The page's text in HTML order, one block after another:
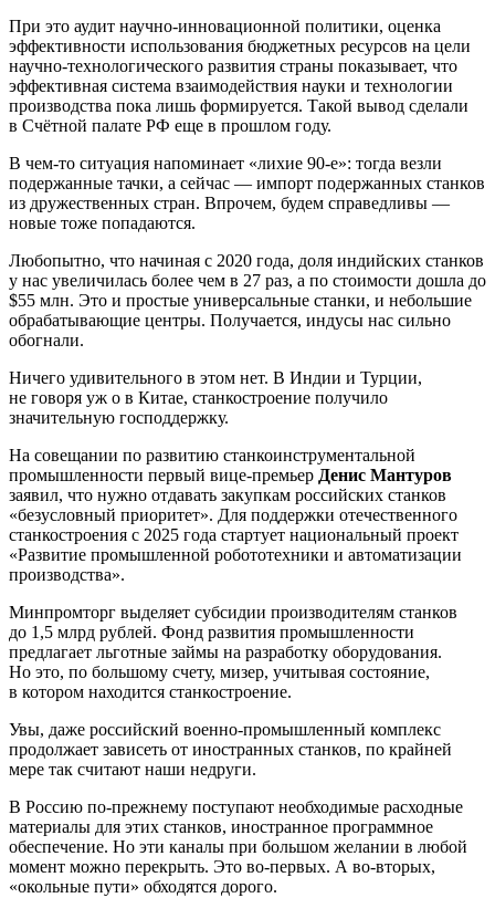
При это аудит научно-инновационной политики, оценка
эффективности использования бюджетных ресурсов на цели
научно-технологического развития страны показывает, что
эффективная система взаимодействия науки и технологии
производства пока лишь формируется. Такой вывод сделали
в Счётной палате РФ еще в прошлом году.
В чем-то ситуация напоминает «лихие 90-е»: тогда везли
подержанные тачки, а сейчас — импорт подержанных станков
из дружественных стран. Впрочем, будем справедливы —
новые тоже попадаются.
Любопытно, что начиная с 2020 года, доля индийских станков
у нас увеличилась более чем в 27 раз, а по стоимости дошла до
$55 млн. Это и простые универсальные станки, и небольшие
обрабатывающие центры. Получается, индусы нас сильно
обогнали.
Ничего удивительного в этом нет. В Индии и Турции,
не говоря уж о в Китае, станкостроение получило
значительную господдержку.
На совещании по развитию станкоинструментальной
промышленности первый вице-премьер Денис Мантуров
заявил, что нужно отдавать закупкам российских станков
«безусловный приоритет». Для поддержки отечественного
станкостроения с 2025 года стартует национальный проект
«Развитие промышленной робототехники и автоматизации
производства».
Минпромторг выделяет субсидии производителям станков
до 1,5 млрд рублей. Фонд развития промышленности
предлагает льготные займы на разработку оборудования.
Но это, по большому счету, мизер, учитывая состояние,
в котором находится станкостроение.
Увы, даже российский военно-промышленный комплекс
продолжает зависеть от иностранных станков, по крайней
мере так считают наши недруги.
В Россию по-прежнему поступают необходимые расходные
материалы для этих станков, иностранное программное
обеспечение. Но эти каналы при большом желании в любой
момент можно перекрыть. Это во-первых. А во-вторых,
«окольные пути» обходятся дорого.